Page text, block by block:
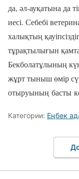
да, әл-ауқатына да
иесі. Себебі
халықтың
тұрақтылығын
Бекболатұлының
жұрт тыныш өмір
отыруының басты
Категории: Еңбек